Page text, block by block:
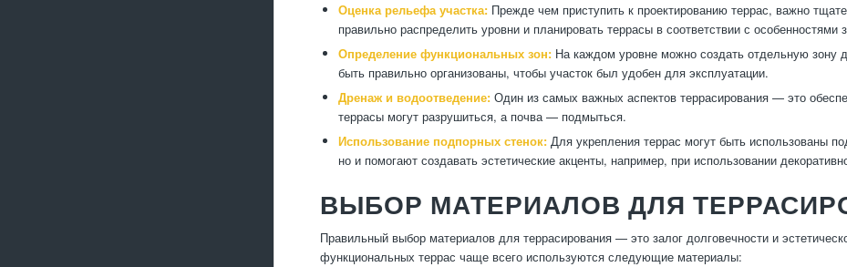
Оценка рельефа участка: Прежде чем приступить к проектированию террас, важно
правильно распределить уровни и планировать террасы в соответствии с особенностями
Определение функциональных зон: На каждом уровне можно создать отдельную
быть правильно организованы, чтобы участок был удобен для эксплуатации.
Дренаж и водоотведение: Один из самых важных аспектов террасирования — это
террасы могут разрушиться, а почва — подмыться.
Использование подпорных стенок: Для укрепления террас могут быть использованы
но и помогают создавать эстетические акценты, например, при использовании
ВЫБОР МАТЕРИАЛОВ ДЛЯ
Правильный выбор материалов для террасирования — это залог долговечности и
функциональных террас чаще всего используются следующие материалы: